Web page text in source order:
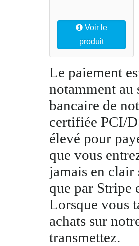
Voir le
produit
Le paiement
notamment au
bancaire de
certifiée PCI/
élevé pour
que vous
jamais en clair
que par Stripe
Lorsque vous
achats sur
transmettez.